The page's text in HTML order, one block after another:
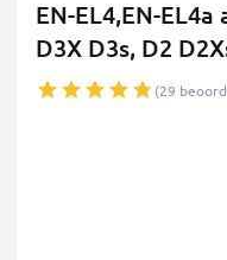
EN-EL4,EN-
D3X D3s, D2
(29